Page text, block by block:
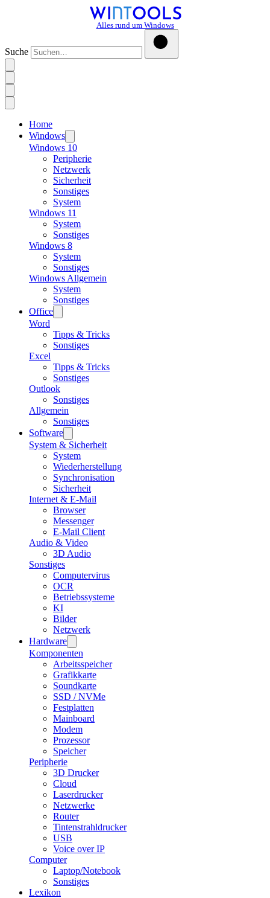
Alles rund um Windows
Suche
Home
Windows
Windows 10
Peripherie
Netzwerk
Sicherheit
Sonstiges
System
Windows 11
System
Sonstiges
Windows 8
System
Sonstiges
Windows Allgemein
System
Sonstiges
Office
Word
Tipps & Tricks
Sonstiges
Excel
Tipps & Tricks
Sonstiges
Outlook
Sonstiges
Allgemein
Sonstiges
Software
System & Sicherheit
System
Wiederherstellung
Synchronisation
Sicherheit
Internet & E-Mail
Browser
Messenger
E-Mail Client
Audio & Video
3D Audio
Sonstiges
Computervirus
OCR
Betriebssysteme
KI
Bilder
Netzwerk
Hardware
Komponenten
Arbeitsspeicher
Grafikkarte
Soundkarte
SSD / NVMe
Festplatten
Mainboard
Modem
Prozessor
Speicher
Peripherie
3D Drucker
Cloud
Laserdrucker
Netzwerke
Router
Tintenstrahldrucker
USB
Voice over IP
Computer
Laptop/Notebook
Sonstiges
Lexikon